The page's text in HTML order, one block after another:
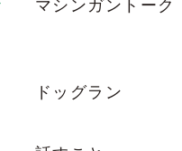
えるのは、間違いなし
マシンガントーク
ドッグラン